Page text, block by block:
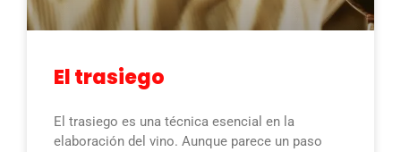
El trasiego
El trasiego es una técnica esencial en la
elaboración del vino. Aunque parece un paso